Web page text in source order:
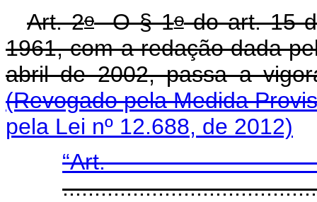
Art. 2oO § 1odo art. 15
1961, com a redação dada
abril de 2002, passa a
(Revogado pela Medida
pela Lei nº 12.688, de 2012)